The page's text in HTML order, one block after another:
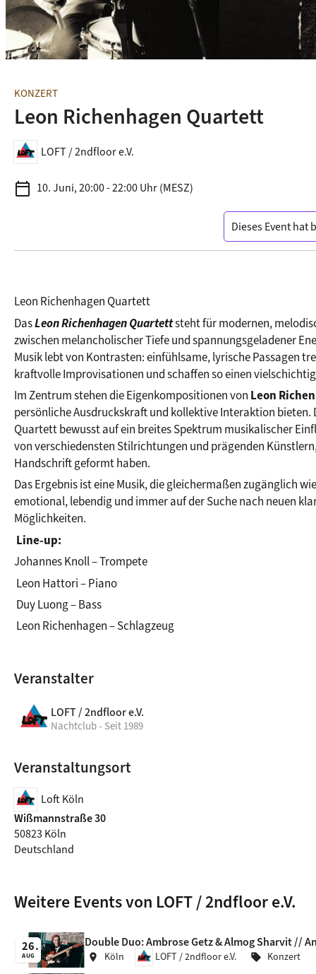
KONZERT
Leon Richenhagen Quartett
LOFT / 2ndfloor e.V.
calendar_today 10. Juni, 20:00 - 22:00 Uhr (MESZ)
Dieses Event hat
Veranstalter
LOFT / 2ndfloor e.V.
Nachtclub - Seit 1989
Veranstaltungsort
Loft Köln
Wißmannstraße 30
50823 Köln
Deutschland
Leon Richenhagen Quartett
Das Leon Richenhagen Quartettsteht für modernen,
zwischen melancholischer Tiefe und spannungsgeladener
Musik lebt von Kontrasten: einfühlsame, lyrische Passagen
kraftvolle Improvisationen und schaffen so einen
Im Zentrum stehen die Eigenkompositionen von Leon
persönliche Ausdruckskraft und kollektive Interaktion bieten.
Quartett bewusst auf ein breites Spektrum musikalischer
von verschiedensten Stilrichtungen und prägenden
Handschrift geformt haben.
Das Ergebnis ist eine Musik, die gleichermaßen zugänglich
emotional, lebendig und immer auf der Suche nach neuen
Möglichkeiten.
Line-up:
Johannes Knoll – Trompete
Leon Hattori – Piano
Duy Luong – Bass
Leon Richenhagen – Schlagzeug
Weitere Events von LOFT / 2ndfloor e.V.
26
AUG
Double Duo: Ambrose Getz & Almog Sharvit //
location_on Köln LOFT / 2ndfloor e.V. sell Konzert